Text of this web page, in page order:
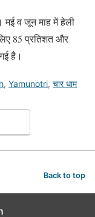
मई व जून माह में हेली
85 प्रतिशत और
है।
, Yamunotri, चार धाम
Back to top